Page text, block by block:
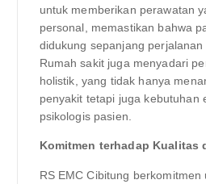
untuk memberikan perawatan
personal, memastikan bahwa
didukung sepanjang
Rumah sakit juga menyadari
holistik, yang tidak hanya
penyakit tetapi juga kebutuhan
psikologis pasien.
Komitmen terhadap Kualitas
RS EMC Cibitung berkomitmen